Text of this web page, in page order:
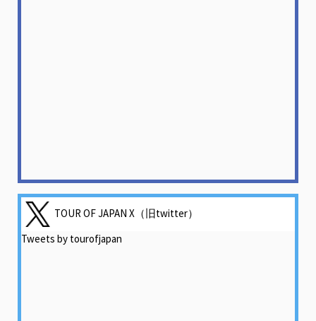
TOUR OF JAPAN X（旧twitter）
Tweets by tourofjapan